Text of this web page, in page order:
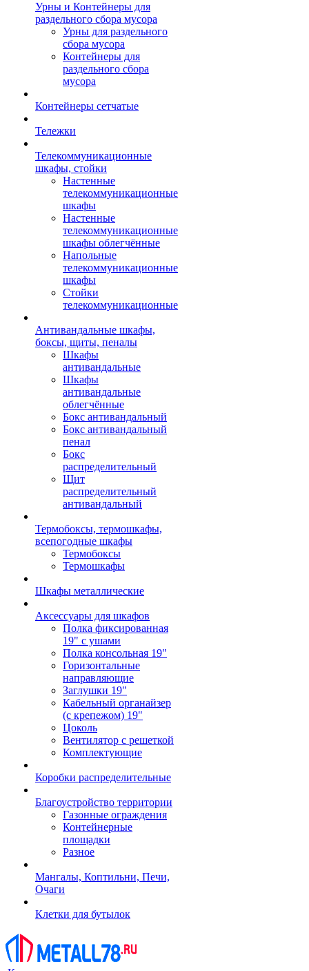
Урны и Контейнеры для
раздельного сбора мусора
Урны для раздельного
сбора мусора
Контейнеры для
раздельного сбора
мусора
Контейнеры сетчатые
Тележки
Телекоммуникационные
шкафы, стойки
Настенные
телекоммуникационные
шкафы
Настенные
телекоммуникационные
шкафы облегчённые
Напольные
телекоммуникационные
шкафы
Стойки
телекоммуникационные
Антивандальные шкафы,
боксы, щиты, пеналы
Шкафы
антивандальные
Шкафы
антивандальные
облегчённые
Бокс антивандальный
Бокс антивандальный
пенал
Бокс
распределительный
Щит
распределительный
антивандальный
Термобоксы, термошкафы,
всепогодные шкафы
Термобоксы
Термошкафы
Шкафы металлические
Аксессуары для шкафов
Полка фиксированная
19" с ушами
Полка консольная 19"
Горизонтальные
направляющие
Заглушки 19"
Кабельный органайзер
(с крепежом) 19"
Цоколь
Вентилятор с решеткой
Комплектующие
Коробки распределительные
Благоустройство территории
Газонные ограждения
Контейнерные
площадки
Разное
Мангалы, Коптильни, Печи,
Очаги
Клетки для бутылок